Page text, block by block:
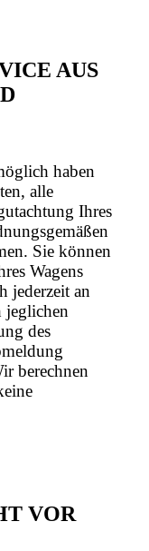
AUS
haben
alle
Ihres
Sie können
Wagens
jederzeit an
jeglichen
des
berechnen
VOR